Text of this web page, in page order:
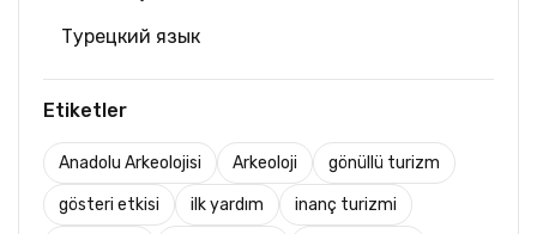
Турецкий язык
Etiketler
Anadolu Arkeolojisi Arkeoloji gönüllü turizm
gösteri etkisi ilk yardım inanç turizmi